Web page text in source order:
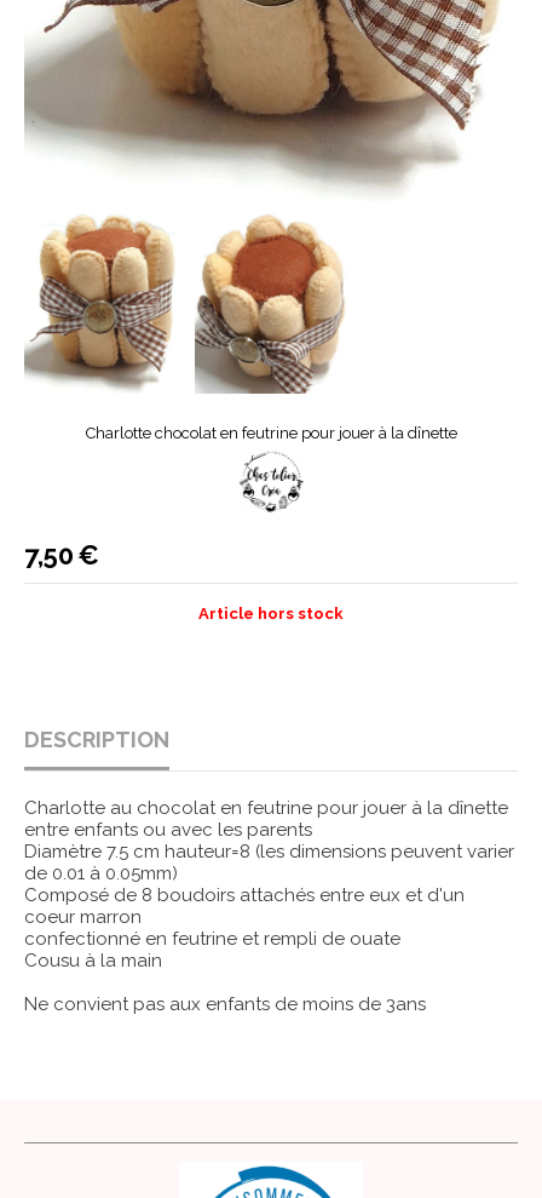
Charlotte chocolat en feutrine pour jouer à la dînette
7,50€
Article hors stock
DESCRIPTION
Charlotte au chocolat en feutrine pour jouer à la dînette
entre enfants ou avec les parents
Diamètre 7.5 cm hauteur=8 (les dimensions peuvent varier
de 0.01 à 0.05mm)
Composé de 8 boudoirs attachés entre eux et d'un
coeur marron
confectionné en feutrine et rempli de ouate
Cousu à la main
Ne convient pas aux enfants de moins de 3ans